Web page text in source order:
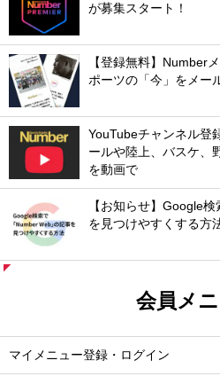
が募集スタート！
【登録無料】Number
ポーツの「今」をメー
YouTubeチャンネル登
ールや陸上、バスケ、
を動画で
【お知らせ】Google
を見つけやすくする方
会員メ
マイメニュー登録・ログイン